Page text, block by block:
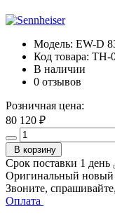
Модель: EW-D
Код товара: TH-
В наличии
0 отзывов
Розничная цена:
80 120 ₽
В корзину
Срок поставки 1 день
Оригинальный
Звоните,
Оплата